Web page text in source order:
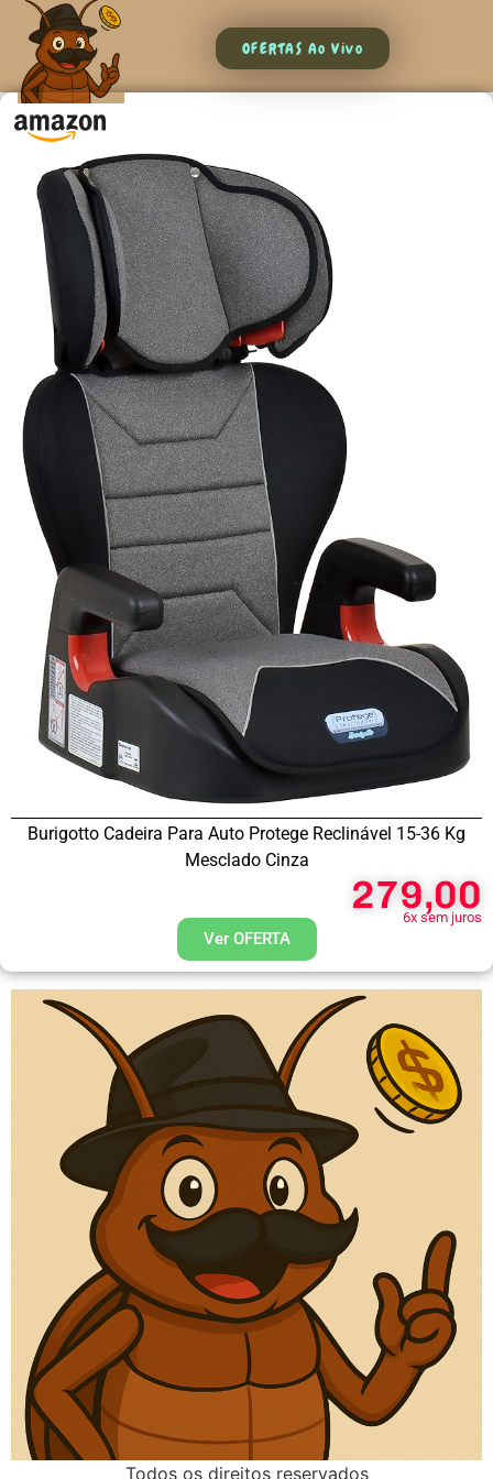
OFERTAS Ao Vivo
Burigotto Cadeira Para Auto Protege Reclinável 15-36 Kg
Mesclado Cinza
279,00
6x sem juros
Ver OFERTA
Todos os direitos reservados